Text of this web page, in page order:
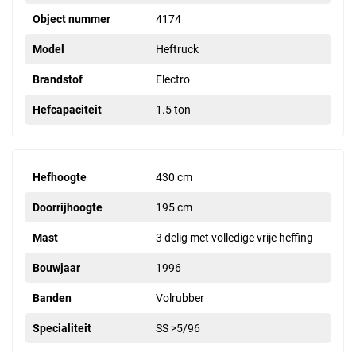
Object nummer 4174
Model Heftruck
Brandstof Electro
Hefcapaciteit 1.5 ton
Hefhoogte 430 cm
Doorrijhoogte 195 cm
Mast 3 delig met volledige vrije heffing
Bouwjaar 1996
Banden Volrubber
Specialiteit SS >5/96